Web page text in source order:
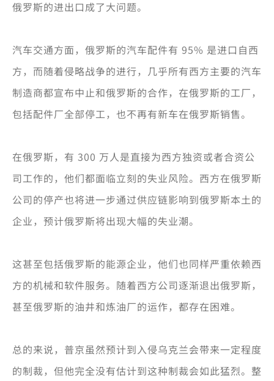
俄罗斯的进出口成了大问题。
汽车交通方面，俄罗斯的汽车配件有 95% 是进口自西
方，而随着侵略战争的进行，几乎所有西方主要的汽车
制造商都宣布中止和俄罗斯的合作，在俄罗斯的工厂，
包括配件厂全部停工，也不再有新车在俄罗斯销售。
在俄罗斯，有 300 万人是直接为西方独资或者合资公
司工作的，他们都面临立刻的失业风险。西方在俄罗斯
公司的停产也将进一步通过供应链影响到俄罗斯本土的
企业，预计俄罗斯将出现大幅的失业潮。
这甚至包括俄罗斯的能源企业，他们也同样严重依赖西
方的机械和软件服务。随着西方公司逐渐退出俄罗斯，
甚至俄罗斯的油井和炼油厂的运作，都存在困难。
总的来说，普京虽然预计到入侵乌克兰会带来一定程度
的制裁，但他完全没有估计到这种制裁会如此猛烈。整